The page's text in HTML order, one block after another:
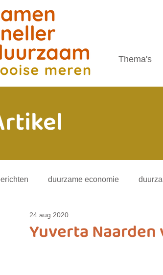
Thema's
duurzame economie
energietransitieYuverta
24 aug 2020